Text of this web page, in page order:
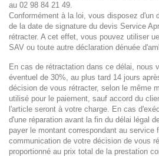
au 02 98 84 21 49.
Conformément à la loi, vous disposez d'un
de la date de signature du devis Service
rétracter. A cet effet, vous pouvez utiliser
SAV ou toute autre déclaration dénuée
En cas de rétractation dans ce délai, nous
éventuel de 30%, au plus tard 14 jours
décision de vous rétracter, selon le même
utilisé pour le paiement, sauf accord du
l'article seront à votre charge. En cas
d'une réparation avant la fin du délai légal
payer le montant correspondant au service
communication de votre décision de vous
proportionné au prix total de la prestation